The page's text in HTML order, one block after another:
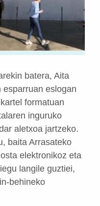
batera, Aita
esparruan eslogan
formatuan
inguruko
aletxoa jartzeko.
baita Arrasateko
elektronikoz eta
langile guztiei,
behineko